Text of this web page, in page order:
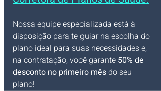
Nossa equipe especializada está à
disposição para te guiar na escolha do
plano ideal para suas necessidades e,
na contratação, você garante 50% de
desconto no primeiro mês do seu
plano!